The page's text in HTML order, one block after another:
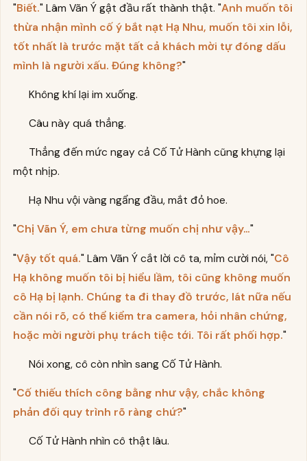
"Biết." Lâm Vãn Ý gật đầu rất thành thật. "Anh muốn tôi
thừa nhận mình cố ý bắt nạt Hạ Nhu, muốn tôi xin lỗi,
tốt nhất là trước mặt tất cả khách mời tự đóng dấu
mình là người xấu. Đúng không?"
Không khí lại im xuống.
Câu này quá thẳng.
Thẳng đến mức ngay cả Cố Tử Hành cũng khựng lại
một nhịp.
Hạ Nhu vội vàng ngẩng đầu, mắt đỏ hoe.
"Chị Vãn Ý, em chưa từng muốn chị như vậy…"
"Vậy tốt quá." Lâm Vãn Ý cắt lời cô ta, mỉm cười nói, "Cô
Hạ không muốn tôi bị hiểu lầm, tôi cũng không muốn
cô Hạ bị lạnh. Chúng ta đi thay đồ trước, lát nữa nếu
cần nói rõ, có thể kiểm tra camera, hỏi nhân chứng,
hoặc mời người phụ trách tiệc tới. Tôi rất phối hợp."
Nói xong, cô còn nhìn sang Cố Tử Hành.
"Cố thiếu thích công bằng như vậy, chắc không
phản đối quy trình rõ ràng chứ?"
Cố Tử Hành nhìn cô thật lâu.